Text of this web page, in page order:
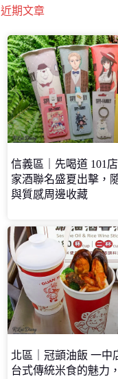
近期文章
信義區｜先喝道 101
家酒聯名盛夏出擊，
與質感周邊收藏
北區｜冠顗油飯 一中
台式傳統米食的魅力